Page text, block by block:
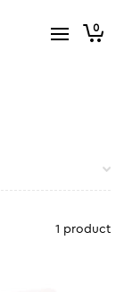
0
1 product